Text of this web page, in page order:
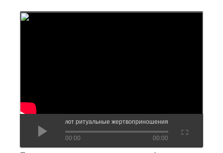
50 младенцев: как расследуют ритуальные жертвоприношения
00:00 00:00